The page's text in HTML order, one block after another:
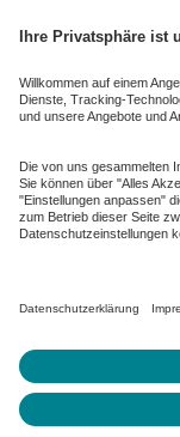
NussbaumID
Nussbaum